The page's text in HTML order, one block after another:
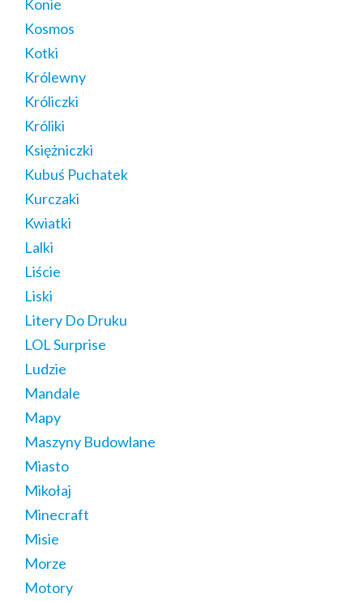
Konie
Kosmos
Kotki
Królewny
Króliczki
Króliki
Księżniczki
Kubuś Puchatek
Kurczaki
Kwiatki
Lalki
Liście
Liski
Litery Do Druku
LOL Surprise
Ludzie
Mandale
Mapy
Maszyny Budowlane
Miasto
Mikołaj
Minecraft
Misie
Morze
Motory